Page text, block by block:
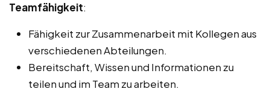
Teamfähigkeit:
Fähigkeit zur Zusammenarbeit mit Kollegen aus
verschiedenen Abteilungen.
Bereitschaft, Wissen und Informationen zu
teilen und im Team zu arbeiten.